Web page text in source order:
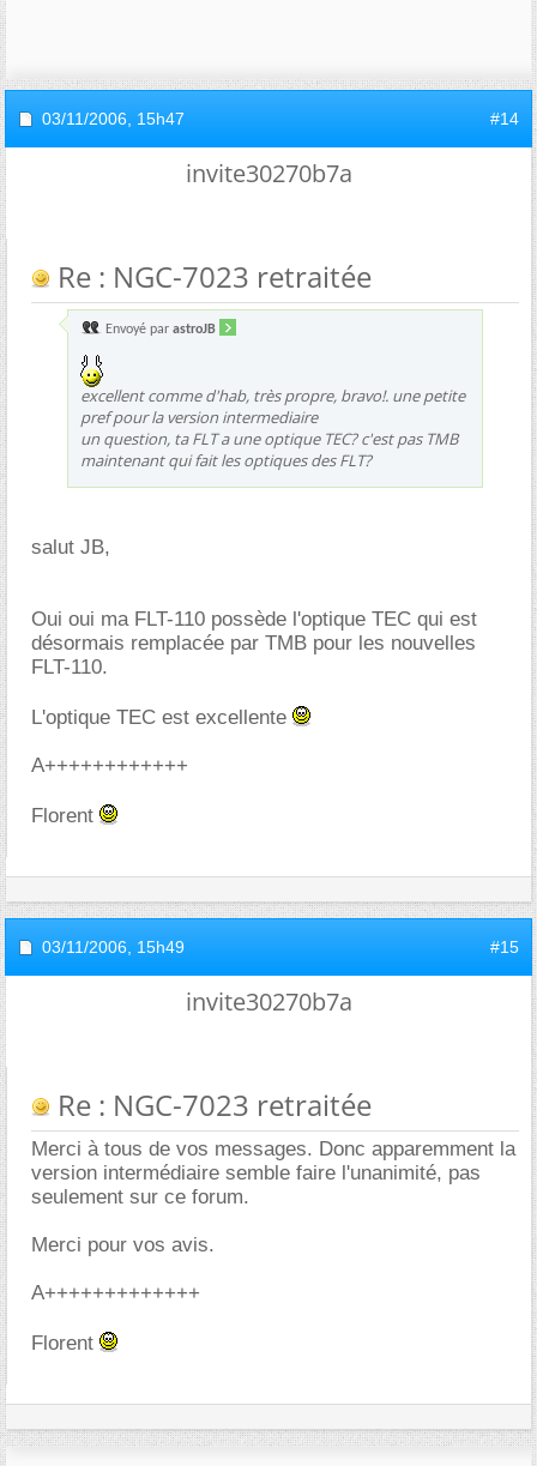
03/11/2006, 15h47 #14
invite30270b7a
Re : NGC-7023 retraitée
Envoyé par astroJB
excellent comme d'hab, très propre, bravo!. une petite
pref pour la version intermediaire
un question, ta FLT a une optique TEC? c'est pas TMB
maintenant qui fait les optiques des FLT?
salut JB,
Oui oui ma FLT-110 possède l'optique TEC qui est
désormais remplacée par TMB pour les nouvelles
FLT-110.
L'optique TEC est excellente
A++++++++++++
Florent
03/11/2006, 15h49 #15
invite30270b7a
Re : NGC-7023 retraitée
Merci à tous de vos messages. Donc apparemment la
version intermédiaire semble faire l'unanimité, pas
seulement sur ce forum.
Merci pour vos avis.
A+++++++++++++
Florent